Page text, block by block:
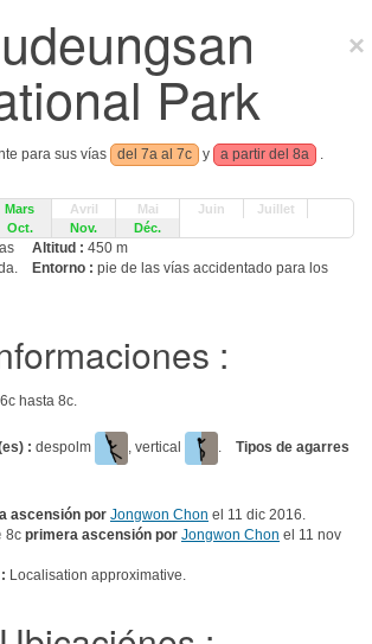
Park
para sus vías del 7a al 7c y a partir del 8a
.
Mars Avril Mai Juin
Juillet
Oct. Nov. Déc.
Altitud : 450 m
Entorno : pie de las vías accidentado para los
:
hasta 8c.
: despolm , vertical . Tipos de agarres
ascensión por Jongwon Chon el 11 dic 2016.
8c primera ascensión por Jongwon Chon el 11 nov
Localisation approximative.